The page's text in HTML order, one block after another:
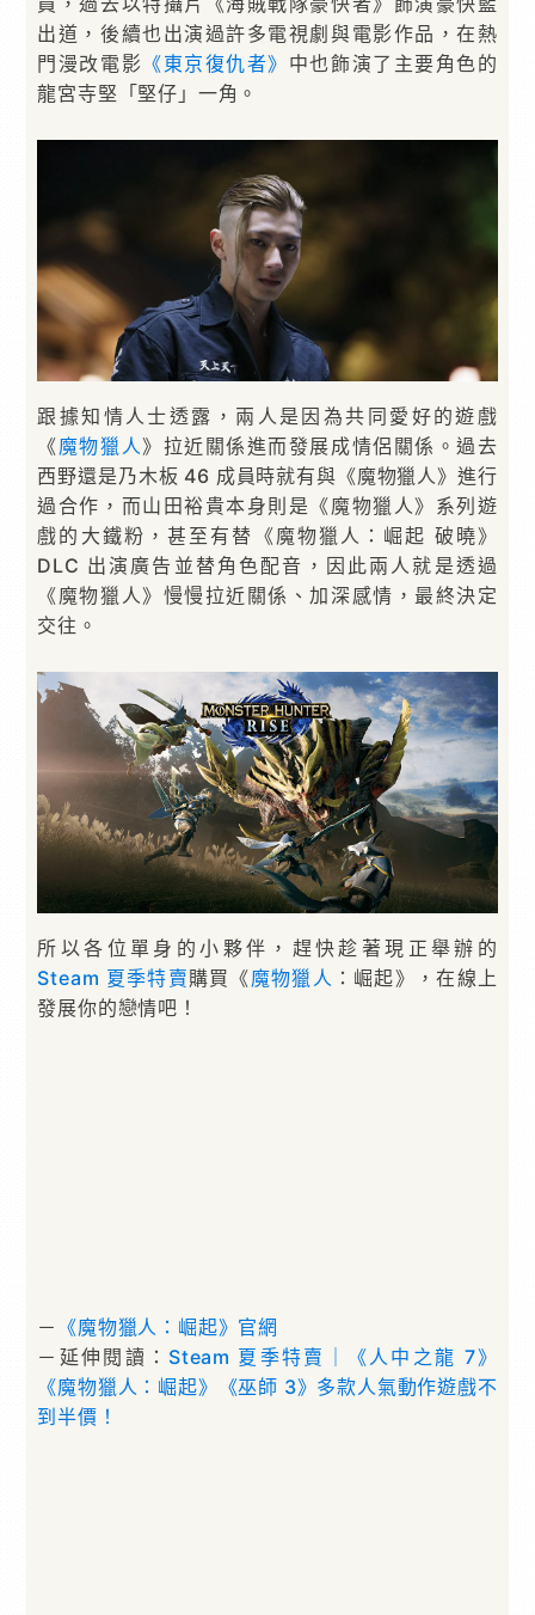
出道，後續也出演過許多電視劇與電影作品，在熱
門漫改電影 《東京復仇者》 中也飾演了主要角色的
龍宮寺堅「堅仔」一角。
跟據知情人士透露，兩人是因為共同愛好的遊戲
《魔物獵人》拉近關係進而發展成情侶關係。過去
西野還是乃木板 46 成員時就有與《魔物獵人》進行
過合作，而山田裕貴本身則是《魔物獵人》系列遊
戲的大鐵粉，甚至有替《魔物獵人：崛起 破曉》
DLC 出演廣告並替角色配音，因此兩人就是透過
《魔物獵人》慢慢拉近關係、加深感情，最終決定
交往。
所以各位單身的小夥伴，趕快趁著現正舉辦的
Steam 夏季特賣購買《魔物獵人 ：崛起》，在線上
發展你的戀情吧！
－ 《魔物獵人：崛起》官網
－延伸閱讀： Steam 夏季特賣｜《人中之龍 7》
《魔物獵人：崛起》《巫師 3》多款人氣動作遊戲不
到半價！